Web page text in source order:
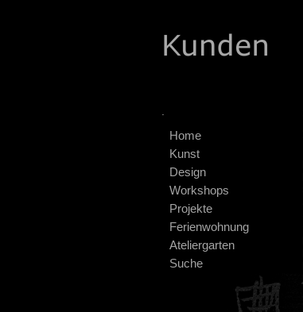
Home
Kunst
Design
Workshops
Projekte
Ferienwohnung
Ateliergarten
Suche